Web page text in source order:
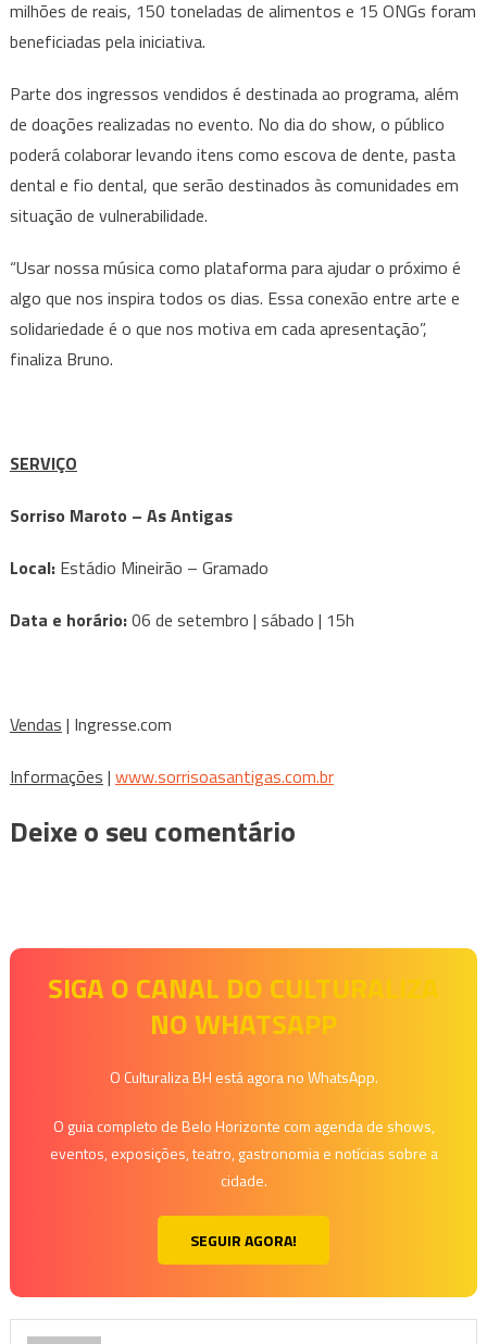
milhões de reais, 150 toneladas de alimentos e 15 ONGs foram
beneficiadas pela iniciativa.
Parte dos ingressos vendidos é destinada ao programa, além
de doações realizadas no evento. No dia do show, o público
poderá colaborar levando itens como escova de dente, pasta
dental e fio dental, que serão destinados às comunidades em
situação de vulnerabilidade.
“Usar nossa música como plataforma para ajudar o próximo é
algo que nos inspira todos os dias. Essa conexão entre arte e
solidariedade é o que nos motiva em cada apresentação”,
finaliza Bruno.
SERVIÇO
Sorriso Maroto – As Antigas
Local:Estádio Mineirão – Gramado
Data e horário:06 de setembro | sábado | 15h
Vendas | Ingresse.com
Informações | www.sorrisoasantigas.com.br
Deixe o seu comentário
SIGA O CANAL DO CULTURALIZA
NO WHATSAPP
O Culturaliza BH está agora no WhatsApp.
O guia completo de Belo Horizonte com agenda de shows,
eventos, exposições, teatro, gastronomia e notícias sobre a
cidade.
SEGUIR AGORA!